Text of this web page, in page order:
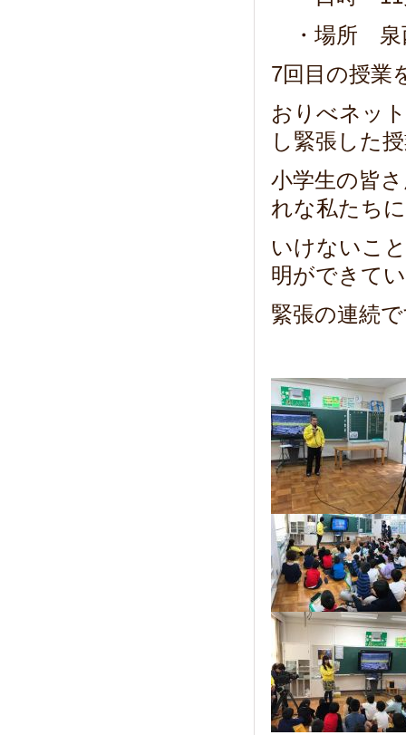
・場所 泉
7回目の授業
おりべネッ
し緊張した
小学生の皆
れな私たち
いけないこ
明ができて
緊張の連続